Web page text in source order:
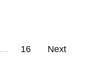
… 16 Next